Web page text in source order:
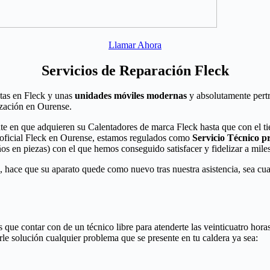
Llamar Ahora
Servicios de Reparación Fleck
en Fleck y unas unidades móviles modernas y absolutamente
en Ourense.
en que adquieren su Calentadores de marca Fleck hasta que con el
Fleck en Ourense, estamos regulados como Servicio Técnico
en piezas) con el que hemos conseguido satisfacer y fidelizar a
que su aparato quede como nuevo tras nuestra asistencia, sea
contar con de un técnico libre para atenderte las veinticuatro
solución cualquier problema que se presente en tu caldera ya sea: